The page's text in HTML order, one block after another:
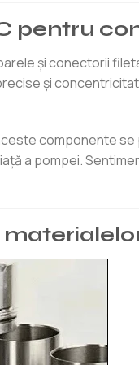
pentru
și conectorii
și
componente
a pompei.